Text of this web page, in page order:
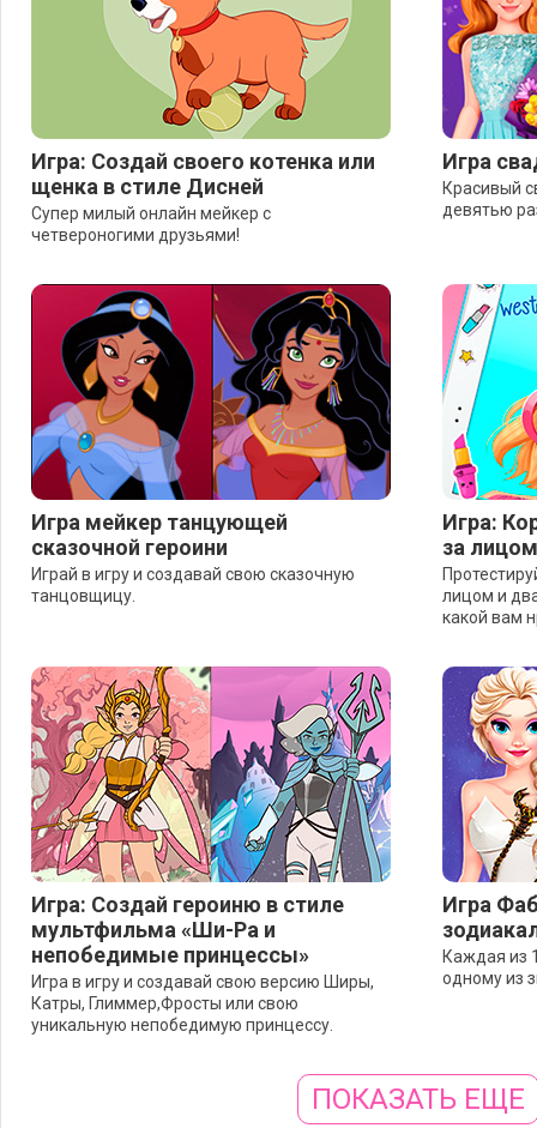
Игра: Создай своего котенка или
щенка в стиле Дисней
Супер милый онлайн мейкер с
четвероногими друзьями!
Игра
Красивый
девятью
Игра мейкер танцующей
сказочной героини
Играй в игру и создавай свою сказочную
танцовщицу.
Игра:
за
лицом и
какой вам
Игра: Создай героиню в стиле
мультфильма «Ши-Ра и
непобедимые принцессы»
Игра в игру и создавай свою версию Ширы,
Катры, Глиммер,Фросты или свою
уникальную непобедимую принцессу.
Игра
Каждая из
одному из
ПОКАЗАТЬ ЕЩЕ